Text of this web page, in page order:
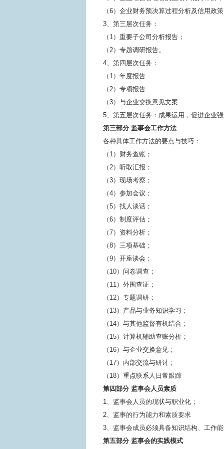
（6）企业财务预决算过程分析及信用政策
3、第三层次任务：
（1）重要子公司分析报告；
（2）专题调研报告。
4、第四层次任务：
（1）年度报告
（2）专项报告
（3）与企业交换意见文案
5、第五层次任务：成果运用，促进企业
第三部分 监事会工作方法
各种具体工作方法的要点与技巧：
（1）财务查账；
（2）听取汇报；
（3）现场考察；
（4）参加会议；
（5）找人谈话；
（6）制度评估；
（7）资料分析；
（8）三项基础；
（9）开座谈会；
（10）问卷调查；
（11）外围查证；
（12）专题调研；
（13）产品与业务知识学习；
（14）与其他监督有机结合；
（15）计算机辅助查账分析；
（16）与企业交换意见；
（17）内部交流与研讨；
（18）重点联系人日常跟踪
第四部分 监事会人员素质
1、监事会人员的现状与职业化；
2、监事的行为能力和素质要求
3、监事会成员必须具备知识结构、工作能
第五部分 监事会的实践模式